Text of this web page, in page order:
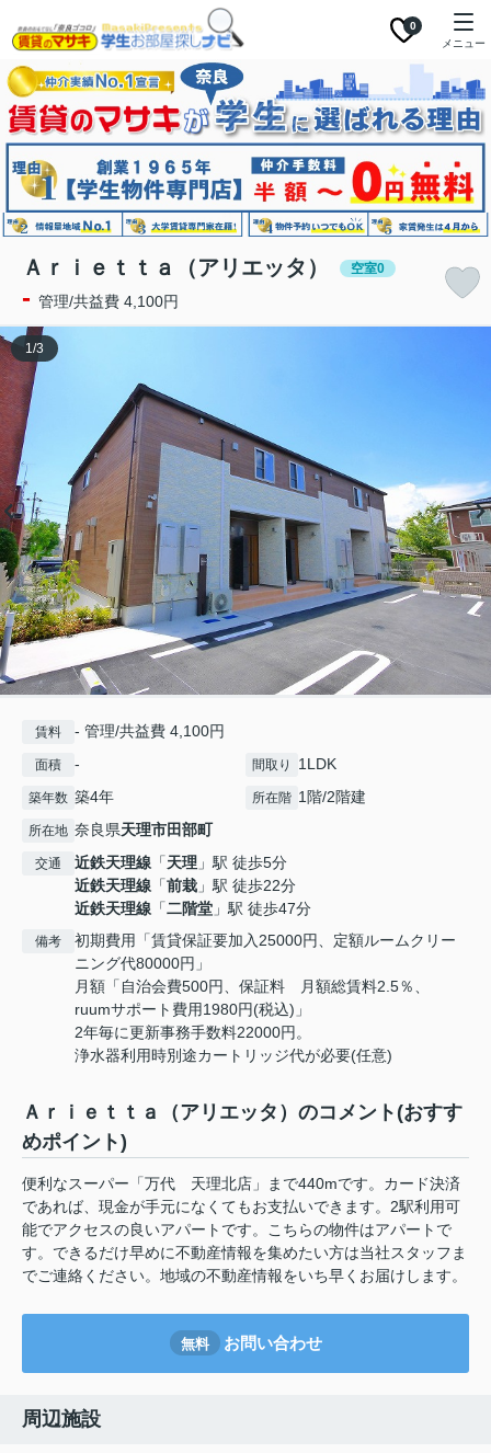
0
メニュー
Ａｒｉｅｔｔａ（アリエッタ） 空室0
- 管理/共益費 4,100円
1/3
賃料 - 管理/共益費 4,100円
面積 - 間取り 1LDK
築年数 築4年 所在階 1階/2階建
所在地 奈良県天理市田部町
交通 近鉄天理線 「天理 」駅 徒歩5分
近鉄天理線 「前栽 」駅 徒歩22分
近鉄天理線 「二階堂 」駅 徒歩47分
備考
初期費用「賃貸保証要加入25000円、定額ルームクリー
ニング代80000円」
月額「自治会費500円、保証料 月額総賃料2.5％、
ruumサポート費用1980円(税込)」
2年毎に更新事務手数料22000円。
浄水器利用時別途カートリッジ代が必要(任意)
Ａｒｉｅｔｔａ（アリエッタ）のコメント(おすす
めポイント)
便利なスーパー「万代 天理北店」まで440mです。カード決済
であれば、現金が手元になくてもお支払いできます。2駅利用可
能でアクセスの良いアパートです。こちらの物件はアパートで
す。できるだけ早めに不動産情報を集めたい方は当社スタッフま
でご連絡ください。地域の不動産情報をいち早くお届けします。
無料 お問い合わせ
周辺施設